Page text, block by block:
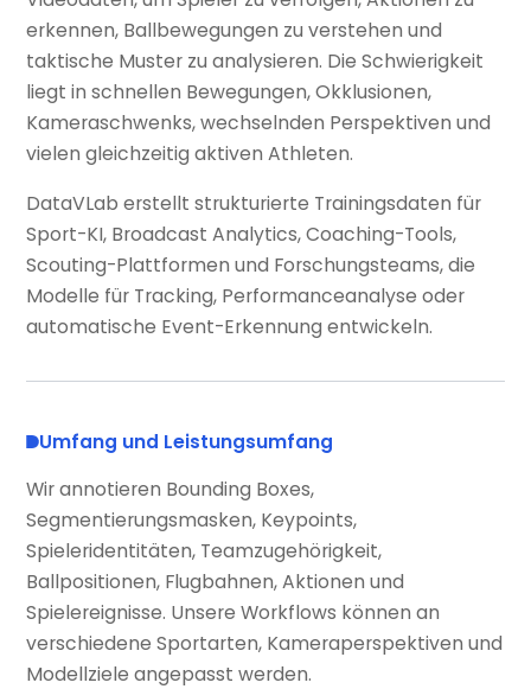
erkennen, Ballbewegungen zu verstehen und
taktische Muster zu analysieren. Die Schwierigkeit
liegt in schnellen Bewegungen, Okklusionen,
Kameraschwenks, wechselnden Perspektiven und
vielen gleichzeitig aktiven Athleten.
DataVLab erstellt strukturierte Trainingsdaten für
Sport-KI, Broadcast Analytics, Coaching-Tools,
Scouting-Plattformen und Forschungsteams, die
Modelle für Tracking, Performanceanalyse oder
automatische Event-Erkennung entwickeln.
Umfang und Leistungsumfang
Wir annotieren Bounding Boxes,
Segmentierungsmasken, Keypoints,
Spieleridentitäten, Teamzugehörigkeit,
Ballpositionen, Flugbahnen, Aktionen und
Spielereignisse. Unsere Workflows können an
verschiedene Sportarten, Kameraperspektiven und
Modellziele angepasst werden.